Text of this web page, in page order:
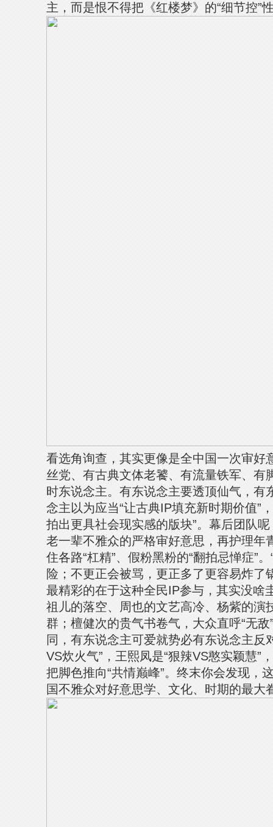
主，而是恨不得把《红楼梦》的“细节控”
看选角询查，其实更像是全中国一次审好
丝党、有古典文体老饕、有流量铁军、有
时东说念主。有东说念主要透顶仙气，有
念主以为应当“让古典IP填充新时期价值”
拍出更具社会现实感的版块”。幕后团队
老一辈不雅众的严格审好意思，再护理年
住各路“杠精”、假粉黑粉的“翻拍忌惮症”
险；不更正会被骂，更正多了更容易炸了
最精彩的在于这种全民IP参与，其实没啥
祖儿的落空、周也的文艺高冷、杨紫的演
群；檀健次的贵气书卷气，大众直呼“无
同，有东说念主可爱就势必有东说念主反
VS炊火气”，王熙凤是“狠辣VS憨实颖慧”
把脚色推向“共情巅峰”。终末你会发现，
国不雅众对好意思学、文化、时期的最大